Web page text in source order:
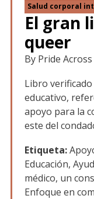
Salud corporal
El gran
queer
By Pride
Libro
educativo,
apoyo para la
este del
Etiqueta:
Educación,
médico, un
Enfoque en